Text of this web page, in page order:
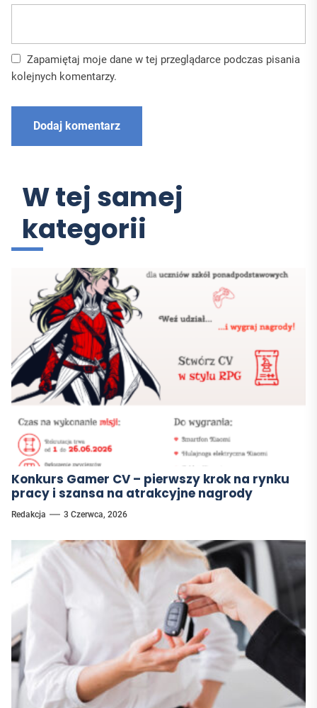
Zapamiętaj moje dane w tej przeglądarce podczas pisania
kolejnych komentarzy.
W tej samej
kategorii
Konkurs Gamer CV – pierwszy krok na rynku
pracy i szansa na atrakcyjne nagrody
Redakcja 3 Czerwca, 2026